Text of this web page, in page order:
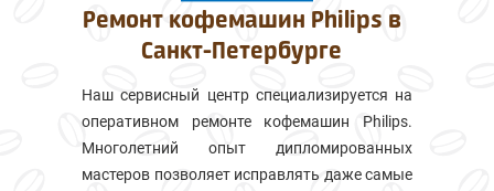
ВСЕ БРЕНДЫ
Ремонт кофемашин Philips в
Санкт-Петербурге
Наш сервисный центр специализируется на
оперативном ремонте кофемашин Philips.
Многолетний опыт дипломированных
мастеров позволяет исправлять даже самые